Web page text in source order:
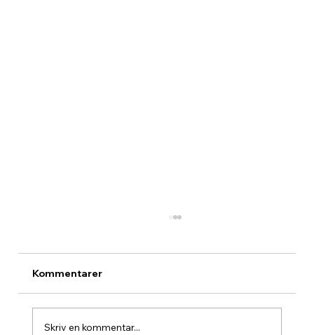
Kommentarer
Skriv en kommentar...